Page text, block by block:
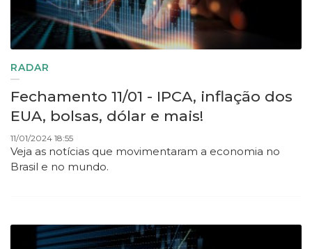
RADAR
Fechamento 11/01 - IPCA, inflação dos
EUA, bolsas, dólar e mais!
11/01/2024 18:55
Veja as notícias que movimentaram a economia no
Brasil e no mundo.